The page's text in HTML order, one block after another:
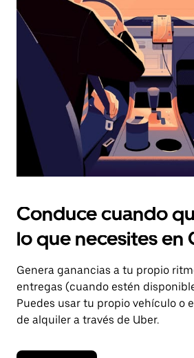
el
botón
escape
el
calendario.
Conduce cuando
lo que necesites en
Genera ganancias a tu propio
entregas (cuando estén
Puedes usar tu propio vehículo o
de alquiler a través de Uber.